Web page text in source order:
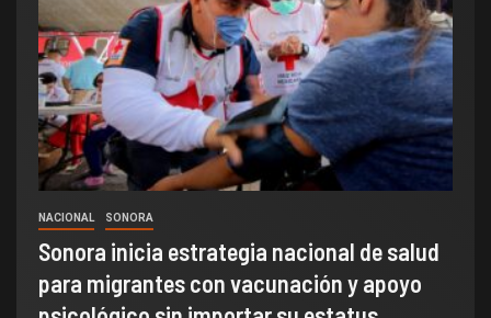
NACIONAL SONORA
Sonora inicia estrategia nacional de salud
para migrantes con vacunación y apoyo